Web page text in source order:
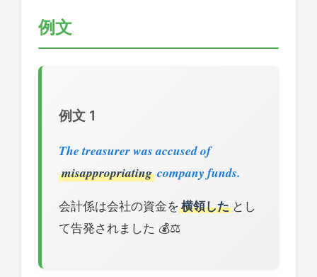
例文
例文 1
The treasurer was accused of
misappropriating company funds.
会計係は会社の資金を 横領したとし
て告発されました 💰⚖️